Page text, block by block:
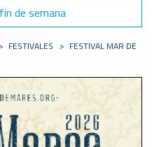
de semana
FESTIVALES > FESTIVAL MAR DE